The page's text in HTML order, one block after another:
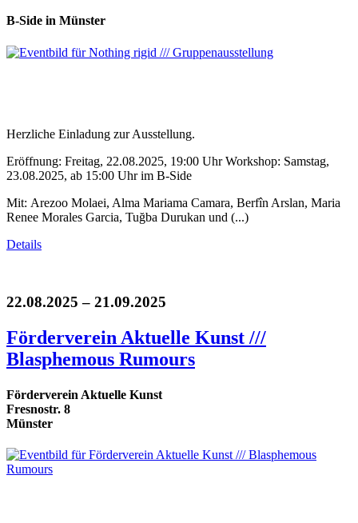
B-Side in Münster
Herzliche Einladung zur Ausstellung.
Eröffnung: Freitag, 22.08.2025, 19:00 Uhr Workshop: Samstag,
23.08.2025, ab 15:00 Uhr im B-Side
Mit: Arezoo Molaei, Alma Mariama Camara, Berfîn Arslan, Maria
Renee Morales Garcia, Tuğba Durukan und (...)
Details
22.08.2025 – 21.09.2025
Förderverein Aktuelle Kunst ///
Blasphemous Rumours
Förderverein Aktuelle Kunst
Fresnostr. 8
Münster